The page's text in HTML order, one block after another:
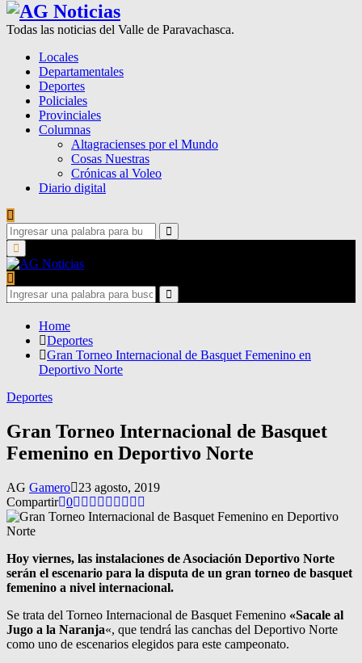
Todas las noticias del Valle de Paravachasca.
Locales
Departamentales
Deportes
Policiales
Provinciales
Columnas
Altagracienses por el Mundo
Cosas Nuestras
Crónicas al Voleo
Diario digital
Search
for:
Search
Primary
Menu
Search
for:
Search
Home
Deportes
Gran Torneo Internacional de Basquet Femenino en
Deportivo Norte
Deportes
Gran Torneo Internacional de Basquet
Femenino en Deportivo Norte
AG Gamero
23 agosto, 2019
Compartir 0
Hoy viernes, las instalaciones de Asociación Deportivo Norte
serán el escenario para la disputa de un gran torneo de basquet
femenino a nivel internacional.
Se trata del Torneo Internacional de Basquet Femenino «Sacale al
Jugo a la Naranja«, que tendrá las canchas del Deportivo Norte
como uno de escenarios elegidos para este campeonato.